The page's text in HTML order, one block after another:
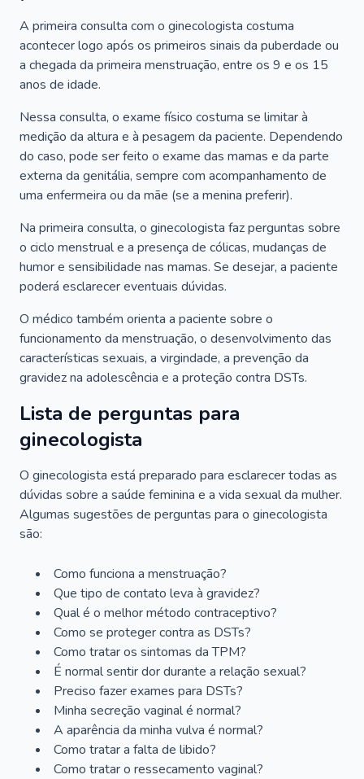
A primeira consulta com o ginecologista costuma
acontecer logo após os primeiros sinais da puberdade ou
a chegada da primeira menstruação, entre os 9 e os 15
anos de idade.
Nessa consulta, o exame físico costuma se limitar à
medição da altura e à pesagem da paciente. Dependendo
do caso, pode ser feito o exame das mamas e da parte
externa da genitália, sempre com acompanhamento de
uma enfermeira ou da mãe (se a menina preferir).
Na primeira consulta, o ginecologista faz perguntas sobre
o ciclo menstrual e a presença de cólicas, mudanças de
humor e sensibilidade nas mamas. Se desejar, a paciente
poderá esclarecer eventuais dúvidas.
O médico também orienta a paciente sobre o
funcionamento da menstruação, o desenvolvimento das
características sexuais, a virgindade, a prevenção da
gravidez na adolescência e a proteção contra DSTs.
Lista de perguntas para
ginecologista
O ginecologista está preparado para esclarecer todas as
dúvidas sobre a saúde feminina e a vida sexual da mulher.
Algumas sugestões de perguntas para o ginecologista
são:
Como funciona a menstruação?
Que tipo de contato leva à gravidez?
Qual é o melhor método contraceptivo?
Como se proteger contra as DSTs?
Como tratar os sintomas da TPM?
É normal sentir dor durante a relação sexual?
Preciso fazer exames para DSTs?
Minha secreção vaginal é normal?
A aparência da minha vulva é normal?
Como tratar a falta de libido?
Como tratar o ressecamento vaginal?